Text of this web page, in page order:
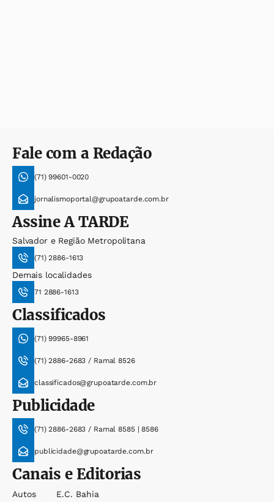
Fale com a Redação
(71) 99601-0020
jornalismoportal@grupoatarde.com.br
AssineA TARDE
Salvador e Região Metropolitana
(71) 2886-1613
Demais localidades
71 2886-1613
Classificados
(71) 99965-8961
(71) 2886-2683 / Ramal 8526
classificados@grupoatarde.com.br
Publicidade
(71) 2886-2683 / Ramal 8585 | 8586
publicidade@grupoatarde.com.br
Canais e Editorias
Autos
E.c. Bahia